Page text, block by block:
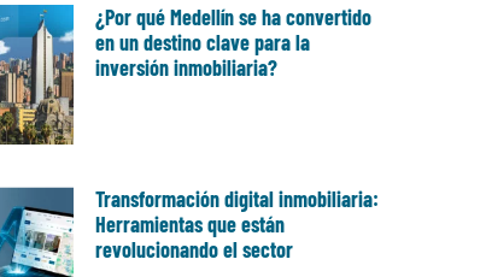
¿Por qué Medellín se ha convertido
en un destino clave para la
inversión inmobiliaria?
Transformación digital inmobiliaria:
Herramientas que están
revolucionando el sector